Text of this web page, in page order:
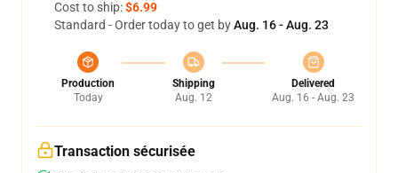
Cost to ship:$6.99
Standard - Order today to get byAug. 16 - Aug. 23
Production
Today
Shipping
Aug. 12
Delivered
Aug. 16 - Aug. 23
Transaction sécurisée